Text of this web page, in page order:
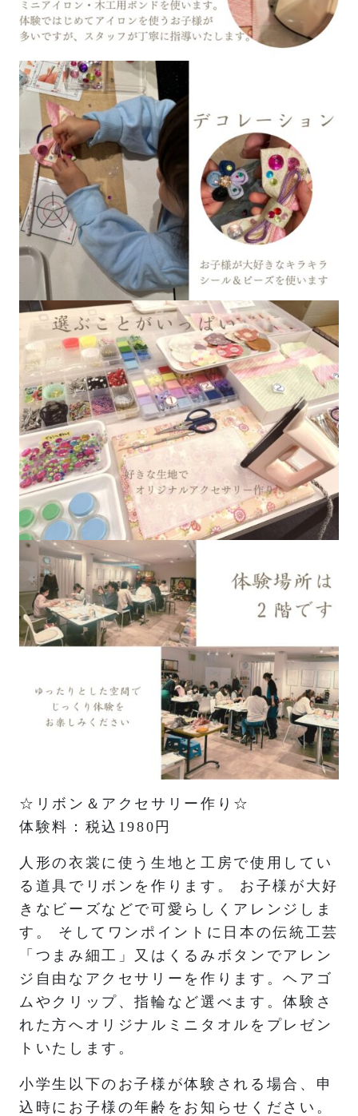
☆リボン＆アクセサリー作り☆
体験料：税込1980円
人形の衣裳に使う生地と工房で使用してい
る道具でリボンを作ります。 お子様が大好
きなビーズなどで可愛らしくアレンジしま
す。 そしてワンポイントに日本の伝統工芸
「つまみ細工」又はくるみボタンでアレン
ジ自由なアクセサリーを作ります。ヘアゴ
ムやクリップ、指輪など選べます。体験さ
れた方へオリジナルミニタオルをプレゼン
トいたします。
小学生以下のお子様が体験される場合、申
込時にお子様の年齢をお知らせください。